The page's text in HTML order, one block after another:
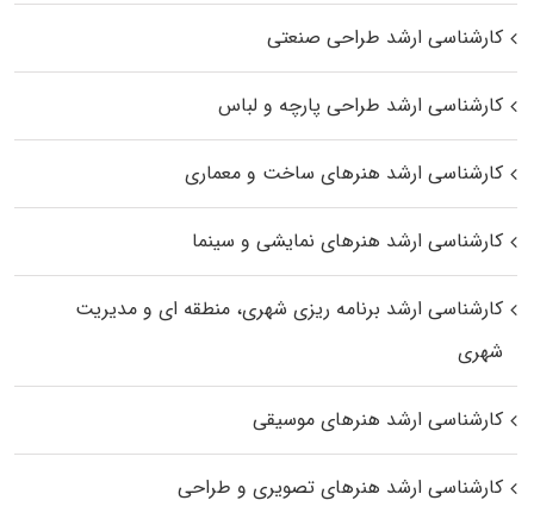
کارشناسی ارشد طراحی صنعتی
کارشناسی ارشد طراحی پارچه و لباس
کارشناسی ارشد هنرهای ساخت و معماری
کارشناسی ارشد هنرهای نمایشی و سینما
کارشناسی ارشد برنامه ریزی شهری، منطقه‌ ای و مدیریت
شهری
کارشناسی ارشد هنرهای موسیقی
کارشناسی ارشد هنرهای تصویری و طراحی